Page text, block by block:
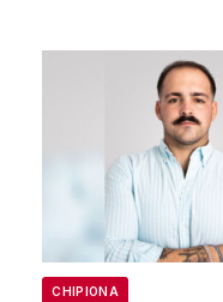
CHIPIONA